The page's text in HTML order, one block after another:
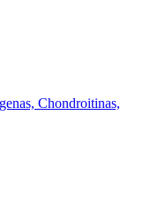
Chondroitinas,